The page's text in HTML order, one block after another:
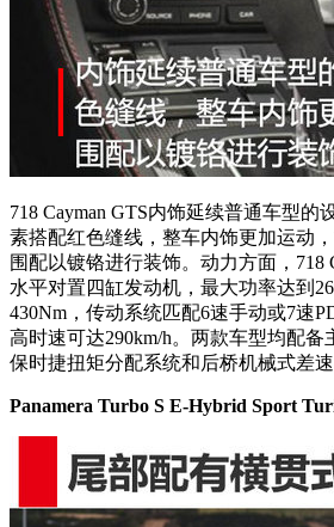
718 Cayman GTS内饰延续普通车型的
素搭配红色缝线，整车内饰更加运动
围配以镀铬进行装饰。 动力方面， 718
水平对置四缸发动机，最大功率达到
430Nm，传动系统匹配6速手动或7速
高时速可达290km/h。两款车型均配备
保时捷扭矩分配系统和后桥机械式差速
Panamera Turbo S E-Hybrid Sport